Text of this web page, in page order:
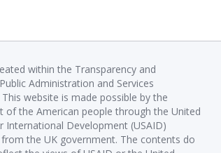
within the Transparency and
Administration and Services
website is made possible by the
of the American people through the United
International Development (USAID)
the UK government. The contents do